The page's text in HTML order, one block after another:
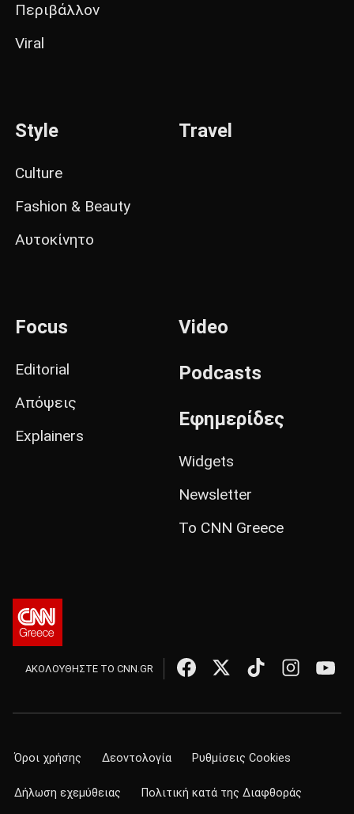
Περιβάλλον
Viral
Style
Culture
Fashion & Beauty
Αυτοκίνητο
Travel
Focus
Editorial
Απόψεις
Explainers
Video
Podcasts
Εφημερίδες
Widgets
Newsletter
Το CNN Greece
ΑΚΟΛΟΥΘΗΣΤΕ ΤΟ CNN.GR
Όροι χρήσης Δεοντολογία Ρυθμίσεις Cookies
Δήλωση εχεμύθειας Πολιτική κατά της Διαφθοράς